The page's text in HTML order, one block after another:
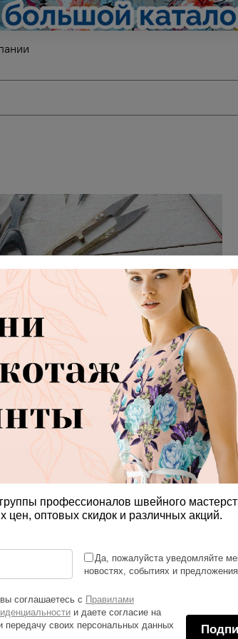
профессионалов швейного
цен, оптовых скидок и различных акций.
Да, пожалуйста уведомляйте
новостях, событиях и
соглашаетесь с Правилами
и даете согласие на
передачу своих персональных данных